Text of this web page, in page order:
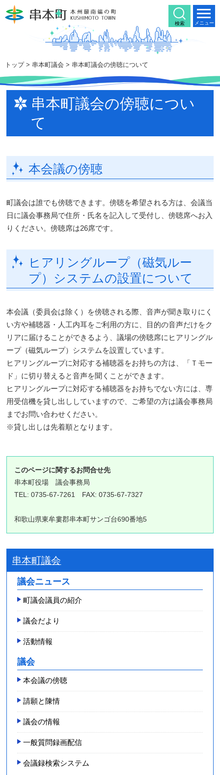
文
メニュー
トップ> 串本町議会 > 串本町議会の傍聴について
検索
串本町議会の傍聴につい
て
本会議の傍聴
町議会は誰でも傍聴できます。傍聴を希望される方は、会議当
日に議会事務局で住所・氏名を記入して受付し、傍聴席へお入
りください。傍聴席は26席です。
ヒアリングループ（磁気ルー
プ）システムの設置について
本会議（委員会は除く）を傍聴される際、音声が聞き取りにく
い方や補聴器・人工内耳をご利用の方に、目的の音声だけをク
リアに届けることができるよう、議場の傍聴席にヒアリングル
ープ（磁気ループ）システムを設置しています。
ヒアリングループに対応する補聴器をお持ちの方は、「Ｔモー
ド」に切り替えると音声を聞くことができます。
ヒアリングループに対応する補聴器をお持ちでない方には、専
用受信機を貸し出ししていますので、ご希望の方は議会事務局
までお問い合わせください。
※貸し出しは先着順となります。
このページに関するお問合せ先
串本町役場議会事務局
TEL: 0735-67-7261 FAX: 0735-67-7327
和歌山県東牟婁郡串本町サンゴ台690番地5
串本町議会
議会ニュース
町議会議員の紹介
議会だより
活動情報
議会
本会議の傍聴
請願と陳情
議会の情報
一般質問録画配信
会議録検索システム